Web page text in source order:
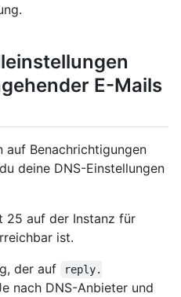
E-Mails
auf Benachrichtigungen
deine DNS-Einstellungen
25 auf der Instanz für
ist.
der auf
reply.
nach DNS-Anbieter und